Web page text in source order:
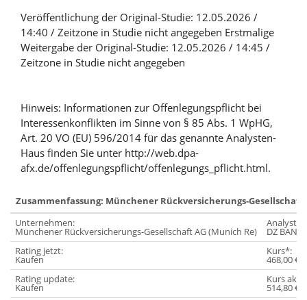
Veröffentlichung der Original-Studie: 12.05.2026 /
14:40 / Zeitzone in Studie nicht angegeben Erstmalige
Weitergabe der Original-Studie: 12.05.2026 / 14:45 /
Zeitzone in Studie nicht angegeben
Hinweis: Informationen zur Offenlegungspflicht bei
Interessenkonflikten im Sinne von § 85 Abs. 1 WpHG,
Art. 20 VO (EU) 596/2014 für das genannte Analysten-
Haus finden Sie unter http://web.dpa-
afx.de/offenlegungspflicht/offenlegungs_pflicht.html.
Zusammenfassung: Münchener Rückversicherungs-Gesellschaft
Unternehmen:
Münchener Rückversicherungs-Gesellschaft AG (Munich Re)
Analyst:
DZ BANK
Rating jetzt:
Kaufen
Kurs*:
468,00 €
Rating update:
Kaufen
Kurs
514,80 €